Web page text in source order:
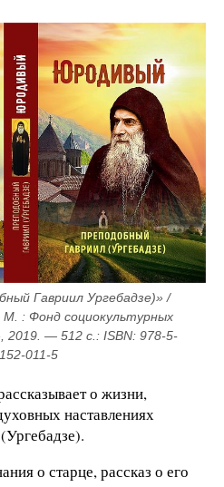
Гавриил Ургебадзе)» /
: Фонд социокультурных
2019. — 512 с.: ISBN: 978-5-
011-5
о жизни,
наставлениях
о старце, рассказ о его